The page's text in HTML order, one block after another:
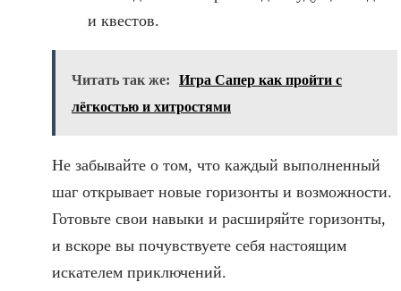
и квестов.
Читать так же:
Игра Сапер как пройти с
лёгкостью и хитростями
Не забывайте о том, что каждый выполненный
шаг открывает новые горизонты и возможности.
Готовьте свои навыки и расширяйте горизонты,
и вскоре вы почувствуете себя настоящим
искателем приключений.